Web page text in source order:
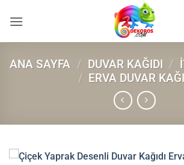
atla
ANA SAYFA / DUVAR KAĞIDI /
/ ERVA DUVAR